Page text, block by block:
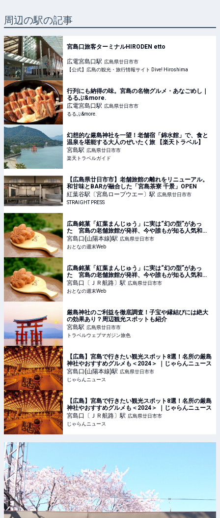
周辺の駅の記事
宮島口旅客ターミナルHIRODEN etto
広電宮島口駅 広島県廿日市市
【公式】広島の観光・旅行情報サイト Dive! Hiroshima
行列にも納得の味。宮島の名物グルメ・あなごめし｜
るるぶ&more.
広電宮島口駅 広島県廿日市市
るるぶ&more.
幻想的な厳島神社を一望！老舗宿「錦水館」で、食と
温泉を堪能する大人のぜいたく旅 【楽天トラベル】
宮島駅 広島県廿日市市
楽天トラベルガイド
【広島県廿日市市】老舗旅館の離れをリニューアル。
和甘味とBARが融合した「宮島茶寮 千景」OPEN
紅葉谷駅〔宮島ロープウエー〕駅 広島県廿日市市
STRAIGHT PRESS
広島銘菓「紅葉まんじゅう」に実は“幻の型”があっ
た 宮島の老舗旅館が発祥、今や誰もが知る人気和菓
子になった背景に迫る - おとなの週末Web
宮島口(山陽本線)駅 広島県廿日市市
おとなの週末Web
広島銘菓「紅葉まんじゅう」に実は“幻の型”があっ
た 宮島の老舗旅館が発祥、今や誰もが知る人気和菓
子になった背景に迫る - おとなの週末Web
宮島口〔ＪＲ航路〕駅 広島県廿日市市
おとなの週末Web
厳島神社のご利益を徹底調査！子宝や縁結びには絶大
の効果あり？周辺観光スポットも紹介
宮島駅 広島県廿日市市
トラベルウェブマガジン旅色
【広島】宮島で行きたい観光スポット8選！名所の厳島
神社やおすすめグルメも＜2024＞ ｜じゃらんニュース
宮島口(山陽本線)駅 広島県廿日市市
じゃらんニュース
【広島】宮島で行きたい観光スポット8選！名所の厳島
神社やおすすめグルメも＜2024＞ ｜じゃらんニュース
宮島口〔ＪＲ航路〕駅 広島県廿日市市
じゃらんニュース